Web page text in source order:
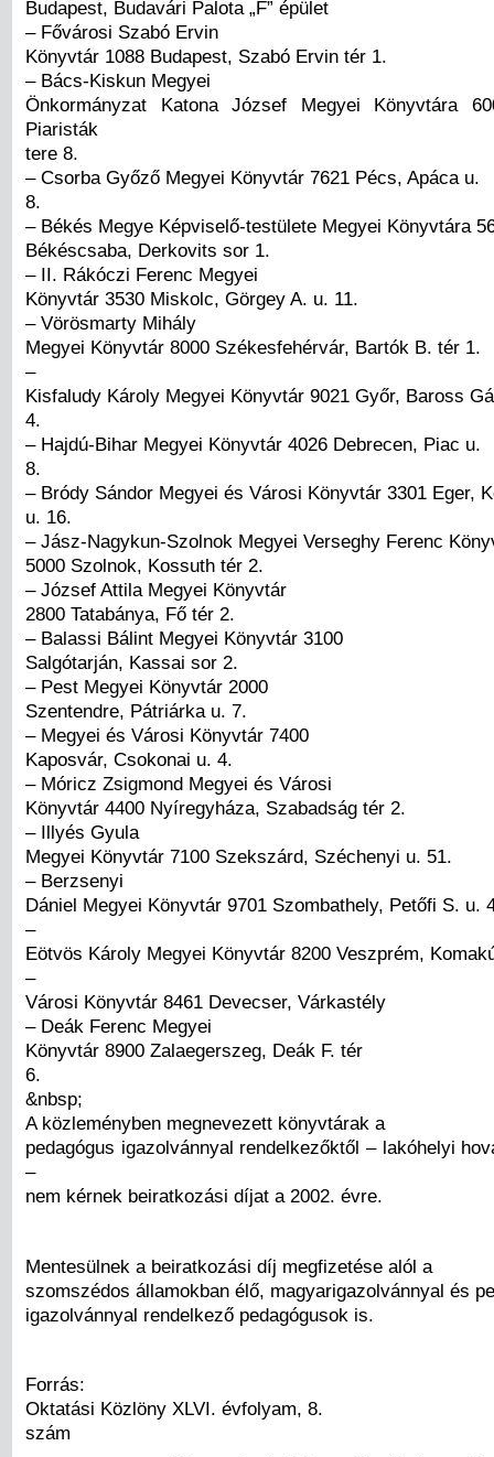
Budapest, Budavári Palota „F” épület
– Fővárosi Szabó Ervin
Könyvtár 1088 Budapest, Szabó Ervin tér 1.
– Bács-Kiskun Megyei
Önkormányzat Katona József Megyei Könyvtára
Piaristák
tere 8.
– Csorba Győző Megyei Könyvtár 7621 Pécs, Apáca u.
8.
– Békés Megye Képviselő-testülete Megyei Könyvtára
Békéscsaba, Derkovits sor 1.
– II. Rákóczi Ferenc Megyei
Könyvtár 3530 Miskolc, Görgey A. u. 11.
– Vörösmarty Mihály
Megyei Könyvtár 8000 Székesfehérvár, Bartók B. tér 1.
–
Kisfaludy Károly Megyei Könyvtár 9021 Győr, Baross
4.
– Hajdú-Bihar Megyei Könyvtár 4026 Debrecen, Piac u.
8.
– Bródy Sándor Megyei és Városi Könyvtár 3301 Eger,
u. 16.
– Jász-Nagykun-Szolnok Megyei Verseghy Ferenc
5000 Szolnok, Kossuth tér 2.
– József Attila Megyei Könyvtár
2800 Tatabánya, Fő tér 2.
– Balassi Bálint Megyei Könyvtár 3100
Salgótarján, Kassai sor 2.
– Pest Megyei Könyvtár 2000
Szentendre, Pátriárka u. 7.
– Megyei és Városi Könyvtár 7400
Kaposvár, Csokonai u. 4.
– Móricz Zsigmond Megyei és Városi
Könyvtár 4400 Nyíregyháza, Szabadság tér 2.
– Illyés Gyula
Megyei Könyvtár 7100 Szekszárd, Széchenyi u. 51.
– Berzsenyi
Dániel Megyei Könyvtár 9701 Szombathely, Petőfi S. u.
–
Eötvös Károly Megyei Könyvtár 8200 Veszprém,
–
Városi Könyvtár 8461 Devecser, Várkastély
– Deák Ferenc Megyei
Könyvtár 8900 Zalaegerszeg, Deák F. tér
6.
&nbsp;
A közleményben megnevezett könyvtárak a
pedagógus igazolvánnyal rendelkezőktől – lakóhelyi
–
nem kérnek beiratkozási díjat a 2002. évre.
Mentesülnek a beiratkozási díj megfizetése alól a
szomszédos államokban élő, magyarigazolvánnyal és
igazolvánnyal rendelkező pedagógusok is.
Forrás:
Oktatási Közlöny XLVI. évfolyam, 8.
szám